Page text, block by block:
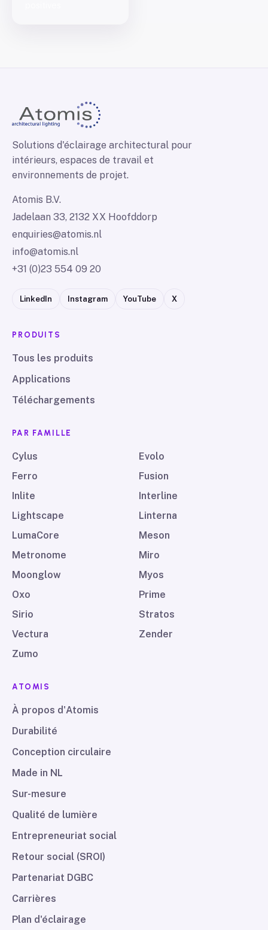
Solutions d'éclairage architectural pour
intérieurs, espaces de travail et
environnements de projet.
Atomis B.V.
Jadelaan 33, 2132 XX Hoofddorp
enquiries@atomis.nl
info@atomis.nl
+31 (0)23 554 09 20
LinkedIn Instagram YouTube X
PRODUITS
Tous les produits
Applications
Téléchargements
PAR FAMILLE
Cylus
Evolo
Ferro
Fusion
Inlite
Interline
Lightscape
Linterna
LumaCore
Meson
Metronome
Miro
Moonglow
Myos
Oxo
Prime
Sirio
Stratos
Vectura
Zender
Zumo
ATOMIS
À propos d'Atomis
Durabilité
Conception circulaire
Made in NL
Sur-mesure
Qualité de lumière
Entrepreneuriat social
Retour social (SROI)
Partenariat DGBC
Carrières
Plan d'éclairage